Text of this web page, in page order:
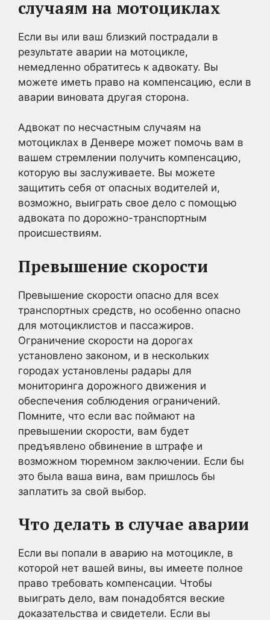
случаям на мотоциклах
Если вы или ваш близкий пострадали в
результате аварии на мотоцикле,
немедленно обратитесь к адвокату. Вы
можете иметь право на компенсацию, если в
аварии виновата другая сторона.
Адвокат по несчастным случаям на
мотоциклах в Денвере может помочь вам в
вашем стремлении получить компенсацию,
которую вы заслуживаете. Вы можете
защитить себя от опасных водителей и,
возможно, выиграть свое дело с помощью
адвоката по дорожно-транспортным
происшествиям.
Превышение скорости
Превышение скорости опасно для всех
транспортных средств, но особенно опасно
для мотоциклистов и пассажиров.
Ограничение скорости на дорогах
установлено законом, и в нескольких
городах установлены радары для
мониторинга дорожного движения и
обеспечения соблюдения ограничений.
Помните, что если вас поймают на
превышении скорости, вам будет
предъявлено обвинение в штрафе и
возможном тюремном заключении. Если бы
это была ваша вина, вам пришлось бы
заплатить за свой выбор.
Что делать в случае аварии
Если вы попали в аварию на мотоцикле, в
которой нет вашей вины, вы имеете полное
право требовать компенсации. Чтобы
выиграть дело, вам понадобятся веские
доказательства и свидетели. Если вы